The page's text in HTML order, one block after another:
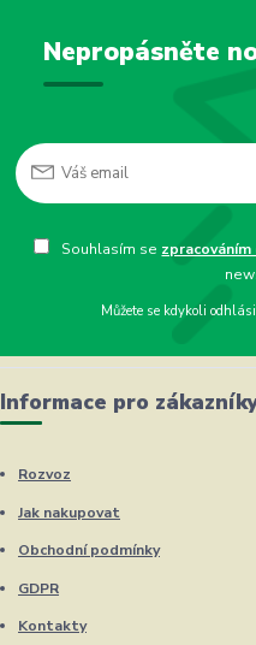
Nepropásněte
Souhlasím se
Můžete se kdykoli
Informace pro
Rozvoz
Jak nakupovat
Obchodní podmínky
GDPR
Kontakty